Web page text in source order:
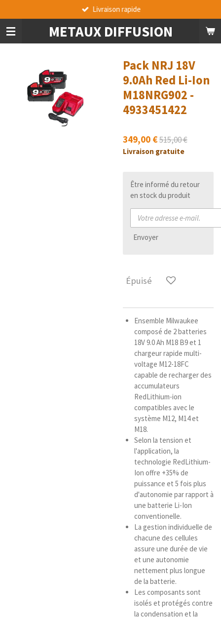
au
contenu
principal
METAUX DIFFUSION
Livraison rapide
Pack NRJ 18V
9.0Ah Red Li-Ion
M18NRG902 -
4933451422
349,00 €515,00 €
Livraison gratuite
Être informé du retour
en stock du produit
Envoyer
Épuisé
Ensemble Milwaukee
composé de 2 batteries
18V 9.0 Ah M18 B9 et 1
chargeur rapide multi-
voltage M12-18FC
capable de recharger des
accumulateurs
RedLithium-ion
compatibles avec le
système M12, M14 et
M18.
Selon la tension et
l'application, la
technologie RedLithium-
Ion offre +35% de
puissance et 5 fois plus
d'autonomie par rapport à
une batterie Li-Ion
conventionelle.
La gestion individuelle de
chacune des cellules
assure une durée de vie
et une autonomie
nettement plus longue
de la batterie.
Les composants sont
isolés et protégés contre
la condensation et la